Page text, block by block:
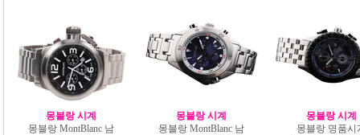
몽블랑 시계
몽블랑 MontBlanc 남
몽블랑 시계
몽블랑 MontBlanc 남
몽블랑 시계
몽블랑 명품시